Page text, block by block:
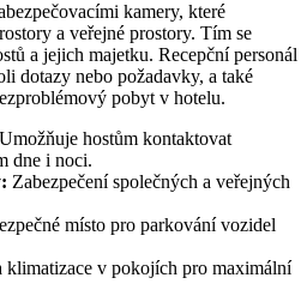
kamery, ⁣které
a ‍veřejné prostory. Tím se
⁣a jejich majetku. Recepční personál
dotazy nebo požadavky, a také
pobyt ‌v ‍hotelu.
Umožňuje hostům ​kontaktovat
⁣dne ⁣i⁣ noci.
Zabezpečení společných a ​veřejných
místo pro parkování ​vozidel
klimatizace v ‍pokojích pro maximální⁢